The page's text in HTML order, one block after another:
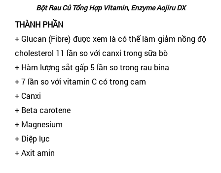
Bột Rau Củ Tổng Hợp Vitamin, Enzyme Aojiru DX
THÀNH PHẦN
+ Glucan (Fibre) được xem là có thể làm giảm nồng độ
cholesterol 11 lần so với canxi trong sữa bò
+ Hàm lượng sắt gấp 5 lần so trong rau bina
+ 7 lần so với vitamin C có trong cam
+ Canxi
+ Beta carotene
+ Magnesium
+ Diệp lục
+ Axit amin